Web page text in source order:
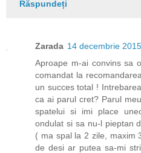
Răspundeți
Zarada 14 decembrie
Aproape m-ai convins sa
comandat la
un succes total !
ca ai parul cret? Parul
spatelui si imi place
ondulat si sa nu-l pieptan
( ma spal la 2 zile, maxim
de desi ar putea sa-mi